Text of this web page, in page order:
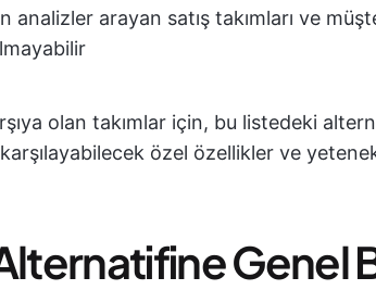
analizler arayan satış takımları ve
olan takımlar için, bu listedeki
karşılayabilecek özel özellikler ve
Genel